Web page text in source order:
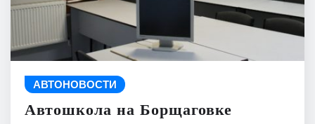
АВТОНОВОСТИ
Автошкола на Борщаговке